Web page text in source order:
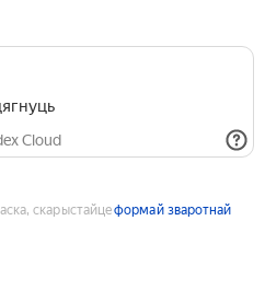
Cloud
скарыстайцеформай зваротнай